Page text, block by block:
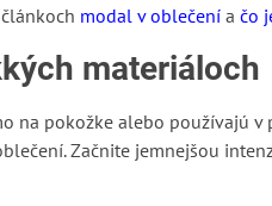
modal v oblečenía čo
materiáloch
na pokožke alebo používajú
Začnite jemnejšou